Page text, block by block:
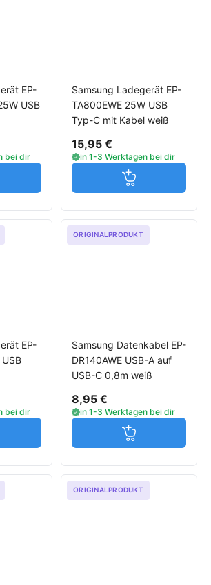
EP-
USB
bei dir
in den Warenkorb
Samsung Ladegerät EP-
TA800EWE 25W USB
Typ-C mit Kabel weiß
15,95 €
in 1-3 Werktagen bei dir
Jetzt in den
EP-
bei dir
in den Warenkorb
ORIGINALPRODUKT
Samsung Datenkabel EP-
DR140AWE USB-A auf
USB-C 0,8m weiß
8,95 €
in 1-3 Werktagen bei dir
Jetzt in den
ORIGINALPRODUKT